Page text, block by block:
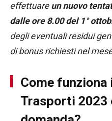
effettuareun nuovo
dalle ore 8.00 del 1°
degli eventuali residui
di bonus richiesti nel
Come funziona
Trasporti 2023